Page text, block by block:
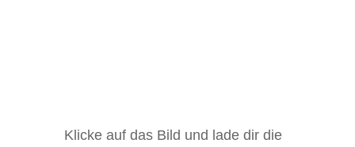
Kli­cke auf das Bild und lade dir die